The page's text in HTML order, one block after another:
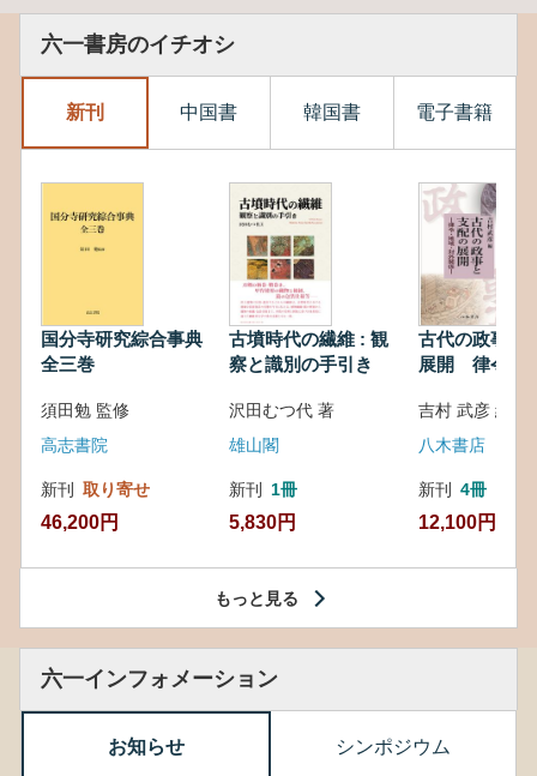
六一書房のイチオシ
新刊 中国書 韓国書 電子書籍
国分寺研究綜合事典
全三巻
須田勉 監修
高志書院
新刊 取り寄せ
46,200円
古墳時代の繊維 : 観
察と識別の手引き
沢田むつ代 著
雄山閣
新刊 1冊
5,830円
古代の政事と
展開 律令・
吉村 武彦 編集
八木書店
新刊 4冊
12,100円
もっと見る
六一インフォメーション
お知らせ シンポジウム